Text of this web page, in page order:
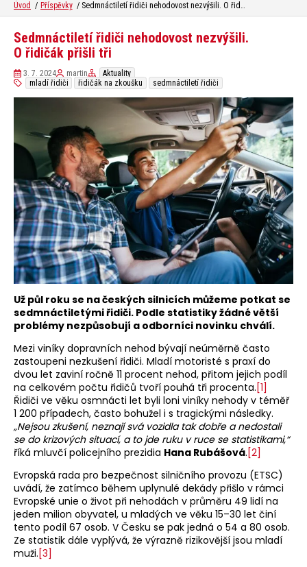
Úvod Příspěvky Sedmnáctiletí řidiči nehodovost nezvýšili. O řidičák přišli tři
Sedmnáctiletí řidiči nehodovost nezvýšili.
O řidičák přišli tři
3. 7. 2024 martin
Aktuality
mladí řidiči
řidičák na zkoušku sedmnáctiletí řidiči
Už půl roku se na českých silnicích můžeme potkat se
sedmnáctiletými řidiči. Podle statistiky žádné větší
problémy nezpůsobují a odborníci novinku chválí.
Mezi viníky dopravních nehod bývají neúměrně často
zastoupeni nezkušení řidiči. Mladí motoristé s praxí do
dvou let zaviní ročně 11 procent nehod, přitom jejich podíl
na celkovém počtu řidičů tvoří pouhá tři procenta. [1]
Řidiči ve věku osmnácti let byli loni viníky nehody v téměř
1 200 případech, často bohužel i s tragickými následky.
„Nejsou zkušení, neznají svá vozidla tak dobře a nedostali
se do krizových situací, a to jde ruku v ruce se statistikami,“
říká mluvčí policejního prezidia Hana Rubášová. [2]
Evropská rada pro bezpečnost silničního provozu (ETSC)
uvádí, že zatímco během uplynulé dekády přišlo v rámci
Evropské unie o život při nehodách v průměru 49 lidí na
jeden milion obyvatel, u mladých ve věku 15–30 let činí
tento podíl 67 osob. V Česku se pak jedná o 54 a 80 osob.
Ze statistik dále vyplývá, že výrazně rizikovější jsou mladí
muži. [3]